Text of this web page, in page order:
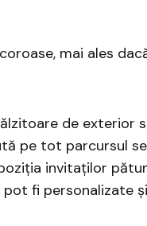
mai ales
de exterior
pe tot parcursul
invitaților
fi personalizate